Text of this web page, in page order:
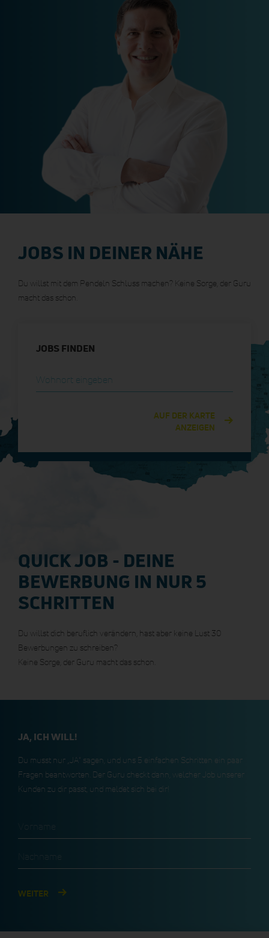
JOBS IN DEINER NÄHE
Du willst mit dem Pendeln Schluss machen? Keine Sorge, der Guru
macht das schon.
JOBS FINDEN
Wohnort eingeben
AUF DER KARTE
ANZEIGEN
QUICK JOB - DEINE
BEWERBUNG IN NUR 5
SCHRITTEN
Du willst dich beruflich verändern, hast aber keine Lust 30
Bewerbungen zu schreiben?
Keine Sorge, der Guru macht das schon.
JA, ICH WILL!
Du musst nur „JA“ sagen, und uns 5 einfachen Schritten ein paar
Fragen beantworten. Der Guru checkt dann, welcher Job unserer
Kunden zu dir passt, und meldet sich bei dir!
Vorname
WEITER